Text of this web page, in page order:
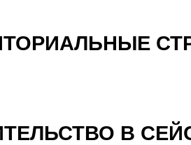
В